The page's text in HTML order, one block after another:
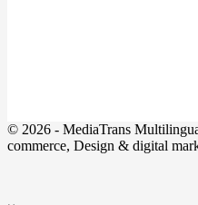
© 2026 - MediaTrans
commerce, Design & digital